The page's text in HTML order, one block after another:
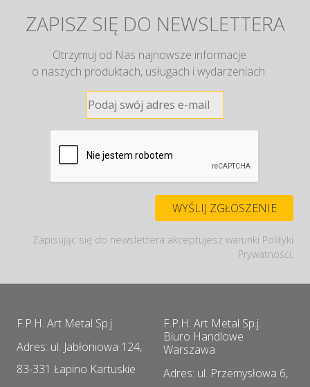
ZAPISZ SIĘ DO NEWSLETTERA
Otrzymuj od Nas najnowsze informacje
o naszych produktach, usługach i wydarzeniach.
Zapisując się do newslettera akceptujesz warunki Polityki
Prywatności.
F.P.H. Art Metal Sp.j.
Adres: ul. Jabłoniowa 124,
83-331 Łapino Kartuskie
F.P.H. Art Metal Sp.j.
Biuro Handlowe
Warszawa
Adres: ul. Przemysłowa 6,